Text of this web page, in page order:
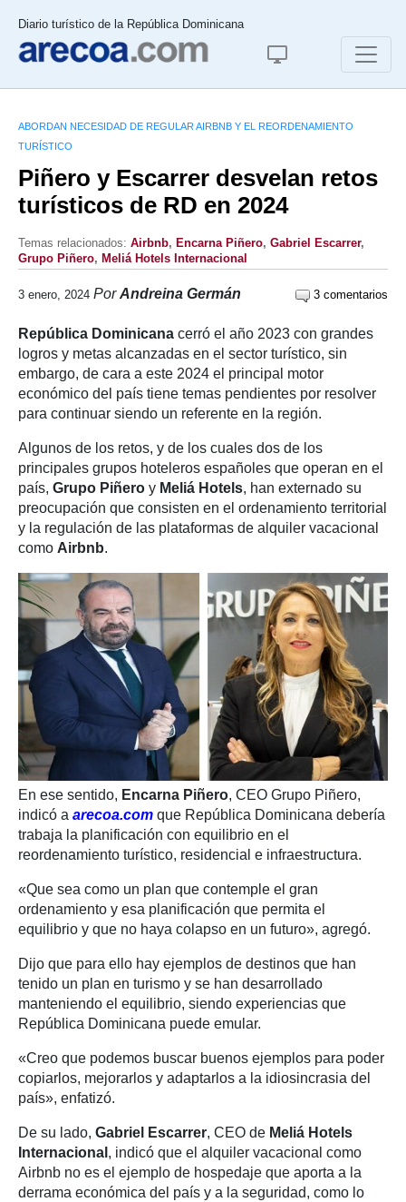
Diario turístico de la República Dominicana
ABORDAN NECESIDAD DE REGULAR AIRBNB Y EL REORDENAMIENTO
TURÍSTICO
Piñero y Escarrer desvelan retos
turísticos de RD en 2024
Temas relacionados: Airbnb, Encarna Piñero, Gabriel Escarrer,
Grupo Piñero, Meliá Hotels Internacional
3 enero, 2024 PorAndreina Germán 3 comentarios
República Dominicana cerró el año 2023 con grandes
logros y metas alcanzadas en el sector turístico, sin
embargo, de cara a este 2024 el principal motor
económico del país tiene temas pendientes por resolver
para continuar siendo un referente en la región.
Algunos de los retos, y de los cuales dos de los
principales grupos hoteleros españoles que operan en el
país, Grupo Piñero y Meliá Hotels, han externado su
preocupación que consisten en el ordenamiento territorial
y la regulación de las plataformas de alquiler vacacional
como Airbnb.
En ese sentido, Encarna Piñero, CEO Grupo Piñero,
indicó a arecoa.com que República Dominicana debería
trabaja la planificación con equilibrio en el
reordenamiento turístico, residencial e infraestructura.
«Que sea como un plan que contemple el gran
ordenamiento y esa planificación que permita el
equilibrio y que no haya colapso en un futuro», agregó.
Dijo que para ello hay ejemplos de destinos que han
tenido un plan en turismo y se han desarrollado
manteniendo el equilibrio, siendo experiencias que
República Dominicana puede emular.
«Creo que podemos buscar buenos ejemplos para poder
copiarlos, mejorarlos y adaptarlos a la idiosincrasia del
país», enfatizó.
De su lado, Gabriel Escarrer, CEO de Meliá Hotels
Internacional , indicó que el alquiler vacacional como
Airbnb no es el ejemplo de hospedaje que aporta a la
derrama económica del país y a la seguridad, como lo